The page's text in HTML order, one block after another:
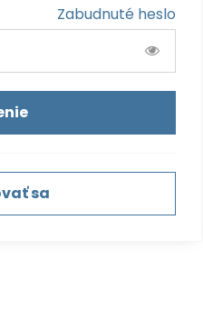
Zabudnuté heslo
sa